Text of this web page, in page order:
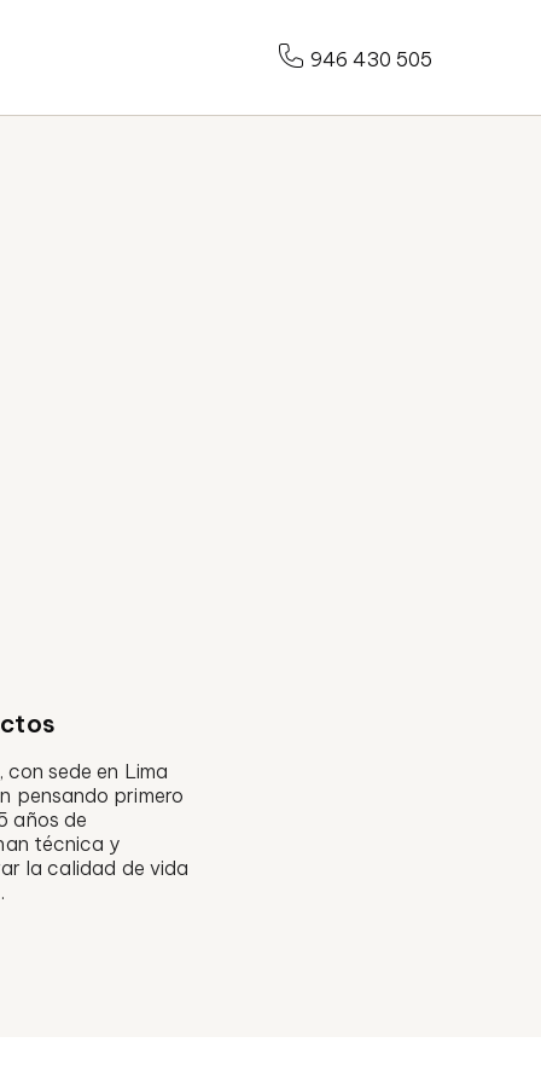
946 430 505
sede en Lima
pensando primero
años de
técnica y
la calidad de vida